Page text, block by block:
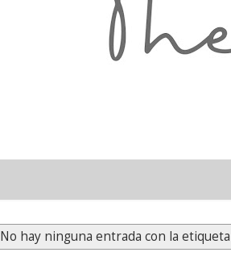
No hay ninguna entrada con la etiqueta